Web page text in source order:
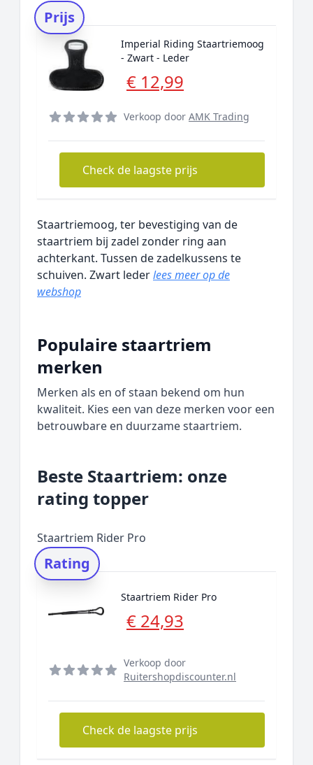
Prijs
Imperial Riding Staartriemoog
- Zwart - Leder
€ 12,99
Verkoop door AMK Trading
Check de laagste prijs
Staartriemoog, ter bevestiging van de
staartriem bij zadel zonder ring aan
achterkant. Tussen de zadelkussens te
schuiven. Zwart lederlees meer op de
webshop
Populaire staartriem
merken
Merken als en of staan bekend om hun
kwaliteit. Kies een van deze merken voor een
betrouwbare en duurzame staartriem.
Beste Staartriem: onze
rating topper
Staartriem Rider Pro
Rating
Staartriem Rider Pro
€ 24,93
Verkoop door
Ruitershopdiscounter.nl
Check de laagste prijs